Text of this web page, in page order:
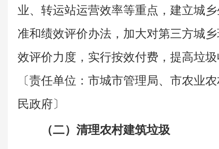
业、转运站运营效率等重点，建立城
准和绩效评价办法，加大对第三方城
效评价力度，实行按效付费，提高垃
〔责任单位：市城市管理局、市农业
民政府〕
（二）清理农村建筑垃圾